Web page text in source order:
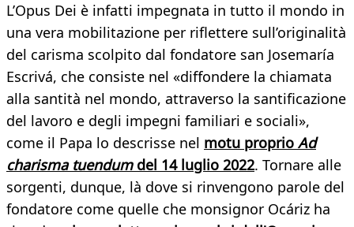
L’Opus Dei è infatti impegnata in tutto il mondo in
una vera mobilitazione per riflettere sull’originalità
del carisma scolpito dal fondatore san Josemaría
Escrivá, che consiste nel «diffondere la chiamata
alla santità nel mondo, attraverso la santificazione
del lavoro e degli impegni familiari e sociali»,
come il Papa lo descrisse nel motu proprio Ad
charisma tuendumdel 14 luglio 2022. Tornare alle
sorgenti, dunque, là dove si rinvengono parole del
fondatore come quelle che monsignor Ocáriz ha